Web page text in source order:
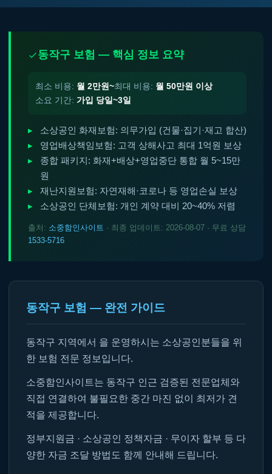
동작구 보험 — 핵심 정보 요약
최소 비용: 월 2만원~최대 비용: 월 50만원 이상
소요 기간: 가입 당일~3일
소상공인 화재보험: 의무가입 (건물·집기·재고 합산)
영업배상책임보험: 고객 상해사고 최대 1억원 보상
종합 패키지: 화재+배상+영업중단 통합 월 5~15만
원
재난지원보험: 자연재해·코로나 등 영업손실 보상
소상공인 단체보험: 개인 계약 대비 20~40% 저렴
출처: 소중함인사이트 · 최종 업데이트: 2026-08-07 · 무료 상담
1533-5716
동작구 보험 — 완전 가이드
동작구 지역에서 을 운영하시는 소상공인분들을 위
한 보험 전문 정보입니다.
소중함인사이트는 동작구 인근 검증된 전문업체와
직접 연결하여 불필요한 중간 마진 없이 최저가 견
적을 제공합니다.
정부지원금 · 소상공인 정책자금 · 무이자 할부 등 다
양한 자금 조달 방법도 함께 안내해 드립니다.